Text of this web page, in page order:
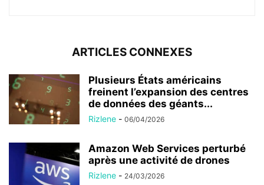
ARTICLES CONNEXES
Plusieurs États américains
freinent l’expansion des centres
de données des géants...
Rizlene - 06/04/2026
Amazon Web Services perturbé
après une activité de drones
Rizlene - 24/03/2026